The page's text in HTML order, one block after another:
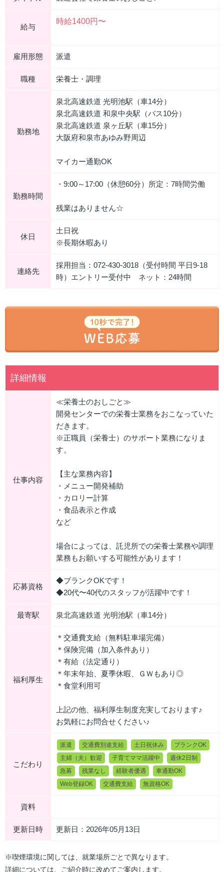
給与
時給1400円〜
雇用形態 派遣
職種 栄養士・調理
勤務地
泉北高速鉄道 光明池駅（車14分）
泉北高速鉄道 和泉中央駅（バス10分）
泉北高速鉄道 泉ヶ丘駅（車15分）
大阪府和泉市あゆみ野周辺
マイカー通勤OK
勤務時間
・9:00～17:00（休憩60分）所定：7時間労働
残業はありません☆
休日
土日祝
※長期休暇あり
連絡先
採用担当：072-430-3018（受付時間 平日9-18
時）エントリー受付中 ネット：24時間
詳細情報
仕事内容
≪栄養士のおしごと≫
開発センターでの栄養士業務をおこなっていた
だきます。
※正職員（栄養士）のサポート業務になりま
す。
【主な業務内容】
・メニュー開発補助
・カロリー計算
・食品表示と作成
など
場合によっては、託児所での栄養士業務や調理
業務もお願いする可能性があります！
応募資格
◆ブランクOKです！
◆20代〜40代のスタッフが活躍中です！
最寄駅 泉北高速鉄道 光明池駅（車14分）
福利厚生
＊交通費支給（無料駐車場完備）
＊保険完備（加入条件あり）
＊有給（法定通り）
＊年末年始、夏季休暇、ＧＷもあり◎
＊食堂利用可
上記の他、福利厚生制度充実しております♪
お気軽にお問合せください♪
こだわり
派遣 交通費別途支給 土日祝休み
ブランクOK
主婦（夫）歓迎
子育てママ活躍中
週休2日制
急募
残業なし 経験者優遇
車通勤OK
Web登録OK
交通費支給 無資格OK
資料
更新日時 更新日：2026年05月13日
※喫煙環境に関しては、就業場所ごとで異なります。
詳細については、ご紹介時に改めてご案内します。